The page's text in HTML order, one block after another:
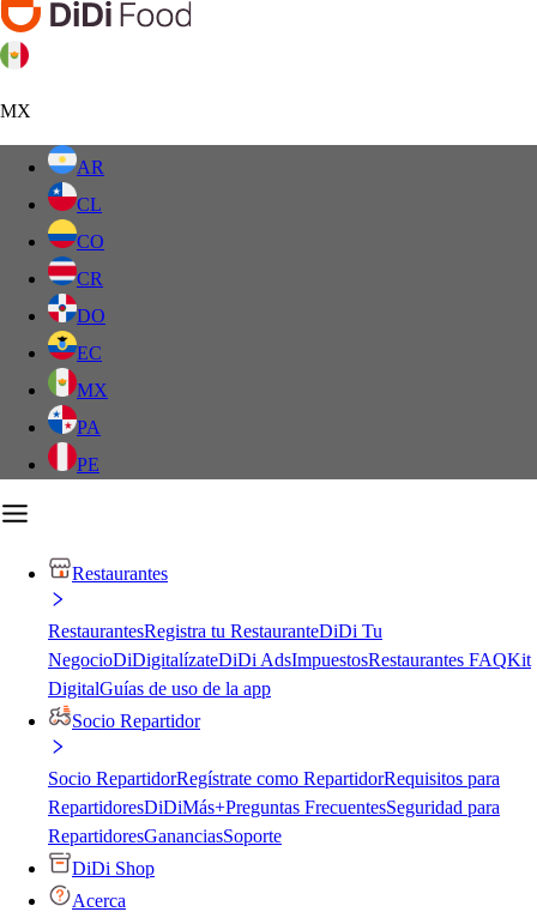
MX
AR
CL
CO
CR
DO
EC
MX
PA
PE
Restaurantes
RestaurantesRegistra tu RestauranteDiDi Tu
NegocioDiDigitalízateDiDi AdsImpuestosRestaurantes FAQKit
DigitalGuías de uso de la app
Socio Repartidor
Socio RepartidorRegístrate como RepartidorRequisitos para
RepartidoresDiDiMás+Preguntas FrecuentesSeguridad para
RepartidoresGananciasSoporte
DiDi Shop
Acerca